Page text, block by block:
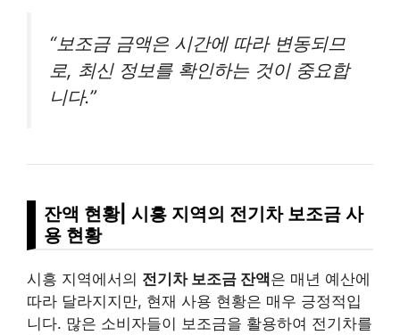
“보조금 금액은 시간에 따라 변동되므
로, 최신 정보를 확인하는 것이 중요합
니다.”
잔액 현황| 시흥 지역의 전기차 보조금 사
용 현황
시흥 지역에서의 전기차 보조금 잔액은 매년 예산에
따라 달라지지만, 현재 사용 현황은 매우 긍정적입
니다. 많은 소비자들이 보조금을 활용하여 전기차를